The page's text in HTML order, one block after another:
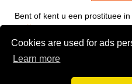
Cookies are used for ads
Learn more
Bent of kent u een prostituee
gratis aan